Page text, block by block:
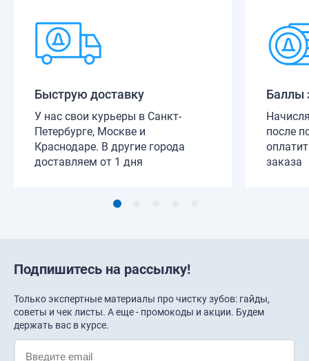
Быструю доставку
У нас свои курьеры в Санкт-
Петербурге, Москве и
Краснодаре. В другие города
доставляем от 1 дня
Баллы
после
заказа
Подпишитесь на рассылку!
Только экспертные материалы про чистку зубов: гайды,
советы и чек листы. А еще - промокоды и акции. Будем
держать вас в курсе.